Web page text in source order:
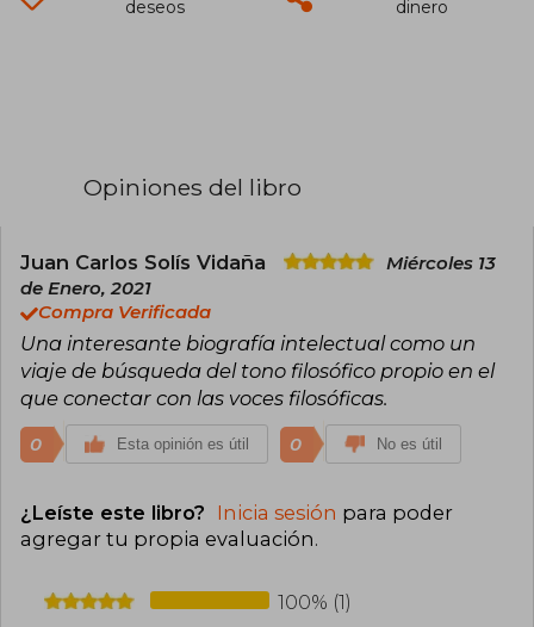
deseos
dinero
Opiniones del libro
Juan Carlos Solís Vidaña
Miércoles 13
de Enero, 2021
Compra Verificada
Una interesante biografía intelectual como un
viaje de búsqueda del tono filosófico propio en el
que conectar con las voces filosóficas.
0 Esta opinión es útil 0 No es útil
¿Leíste este libro? Inicia sesión para poder
agregar tu propia evaluación.
100% (1)